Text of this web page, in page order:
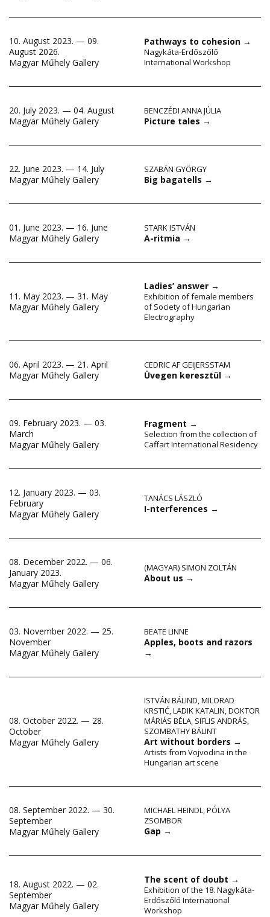
10. August 2023. — 09.
August 2026.
Magyar Műhely Gallery
Pathways to cohesion →
Nagykáta-Erdőszőlő
International Workshop
20. July 2023. — 04. August
Magyar Műhely Gallery
BENCZÉDI ANNA JÚLIA
Picture tales →
22. June 2023. — 14. July
Magyar Műhely Gallery
SZABÁN GYÖRGY
Big bagatells →
01. June 2023. — 16. June
Magyar Műhely Gallery
STARK ISTVÁN
A-ritmia →
11. May 2023. — 31. May
Magyar Műhely Gallery
Ladies’ answer →
Exhibition of female members
of Society of Hungarian
Electrography
06. April 2023. — 21. April
Magyar Műhely Gallery
CEDRIC AF GEIJERSSTAM
Üvegen keresztül →
09. February 2023. — 03.
March
Magyar Műhely Gallery
Fragment →
Selection from the collection of
Caffart International Residency
12. January 2023. — 03.
February
Magyar Műhely Gallery
TANÁCS LÁSZLÓ
I-nterferences →
08. December 2022. — 06.
January 2023.
Magyar Műhely Gallery
(MAGYAR) SIMON ZOLTÁN
About us →
03. November 2022. — 25.
November
Magyar Műhely Gallery
BEATE LINNE
Apples, boots and razors
→
08. October 2022. — 28.
October
Magyar Műhely Gallery
ISTVÁN BÁLIND,MILORAD
KRSTIĆ,LADIK KATALIN,DOKTOR
MÁRIÁS BÉLA, SIFLIS ANDRÁS,
SZOMBATHY BÁLINT
Art without borders →
Artists from Vojvodina in the
Hungarian art scene
08. September 2022. — 30.
September
Magyar Műhely Gallery
MICHAEL HEINDL,PÓLYA
ZSOMBOR
Gap →
18. August 2022. — 02.
September
Magyar Műhely Gallery
The scent of doubt →
Exhibition of the 18. Nagykáta-
Erdőszőlő International
Workshop